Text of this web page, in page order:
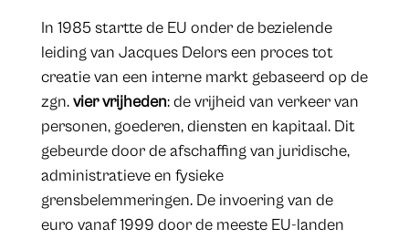
In 1985 startte de EU onder de bezielende
leiding van Jacques Delors een proces tot
creatie van een interne markt gebaseerd op de
zgn.vier vrijheden: de vrijheid van verkeer van
personen, goederen, diensten en kapitaal. Dit
gebeurde door de afschaffing van juridische,
administratieve en fysieke
grensbelemmeringen. De invoering van de
euro vanaf 1999 door de meeste EU-landen